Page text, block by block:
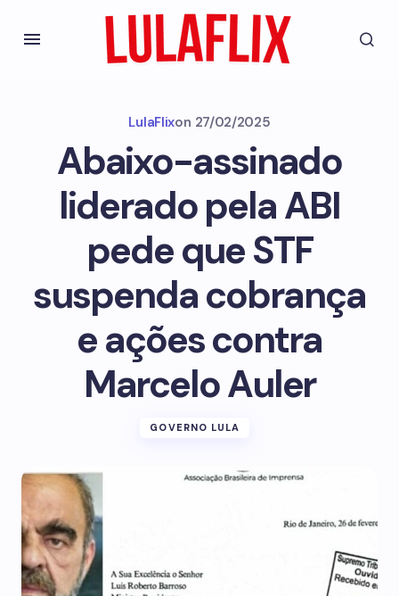
LulaFlixon 27/02/2025
Abaixo-assinado
liderado pela ABI
pede que STF
suspenda cobrança
e ações contra
Marcelo Auler
GOVERNO LULA